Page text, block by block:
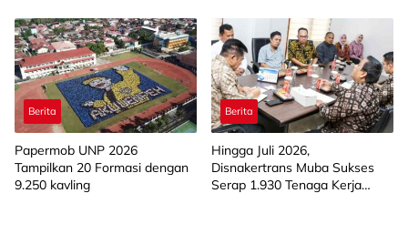
Limapuluh Kota
Berita
Papermob UNP 2026
Tampilkan 20 Formasi dengan
9.250 kavling
Berita
Hingga Juli 2026,
Disnakertrans Muba Sukses
Serap 1.930 Tenaga Kerja